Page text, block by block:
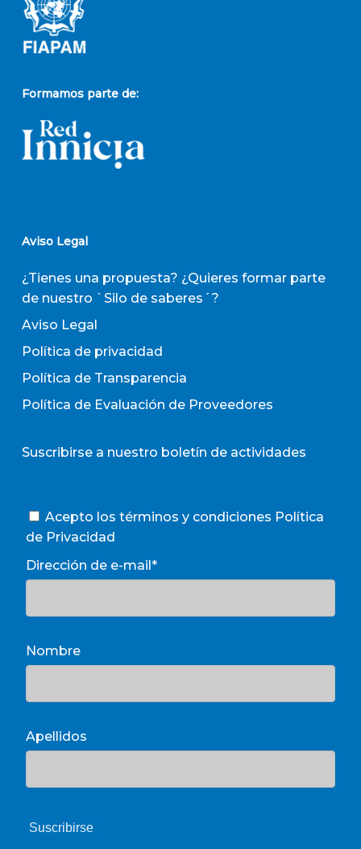
Formamos parte de:
Aviso Legal
¿Tienes una propuesta? ¿Quieres formar parte
de nuestro `Silo de saberes´?
Aviso Legal
Política de privacidad
Política de Transparencia
Política de Evaluación de Proveedores
Suscribirse a nuestro boletín de actividades
Acepto los términos y condiciones Política
de Privacidad
Dirección de e-mail*
Nombre
Apellidos